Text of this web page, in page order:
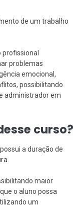
de um trabalho
problemas
emocional,
possibilitando
administrador em
curso?
a duração de
maior
o aluno possa
um